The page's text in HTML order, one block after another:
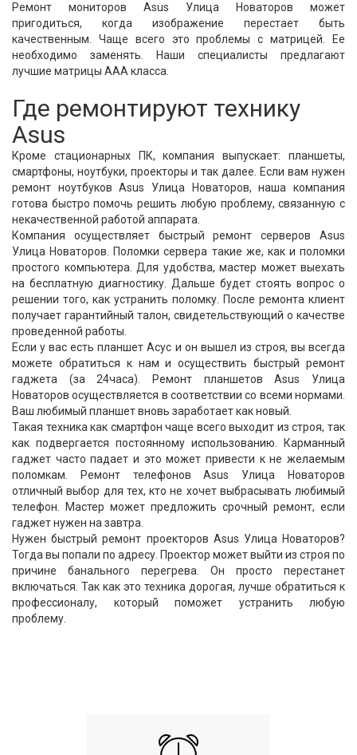
Ремонт мониторов Asus Улица Новаторов может
пригодиться, когда изображение перестает быть
качественным. Чаще всего это проблемы с матрицей. Ее
необходимо заменять. Наши специалисты предлагают
лучшие матрицы ААА класса.
Где ремонтируют технику
Asus
Кроме стационарных ПК, компания выпускает: планшеты,
смартфоны, ноутбуки, проекторы и так далее. Если вам нужен
ремонт ноутбуков Asus Улица Новаторов, наша компания
готова быстро помочь решить любую проблему, связанную с
некачественной работой аппарата.
Компания осуществляет быстрый ремонт серверов Asus
Улица Новаторов. Поломки сервера такие же, как и поломки
простого компьютера. Для удобства, мастер может выехать
на бесплатную диагностику. Дальше будет стоять вопрос о
решении того, как устранить поломку. После ремонта клиент
получает гарантийный талон, свидетельствующий о качестве
проведенной работы.
Если у вас есть планшет Асус и он вышел из строя, вы всегда
можете обратиться к нам и осуществить быстрый ремонт
гаджета (за 24часа). Ремонт планшетов Asus Улица
Новаторов осуществляется в соответствии со всеми нормами.
Ваш любимый планшет вновь заработает как новый.
Такая техника как смартфон чаще всего выходит из строя, так
как подвергается постоянному использованию. Карманный
гаджет часто падает и это может привести к не желаемым
поломкам. Ремонт телефонов Asus Улица Новаторов
отличный выбор для тех, кто не хочет выбрасывать любимый
телефон. Мастер может предложить срочный ремонт, если
гаджет нужен на завтра.
Нужен быстрый ремонт проекторов Asus Улица Новаторов?
Тогда вы попали по адресу. Проектор может выйти из строя по
причине банального перегрева. Он просто перестанет
включаться. Так как это техника дорогая, лучше обратиться к
профессионалу, который поможет устранить любую
проблему.